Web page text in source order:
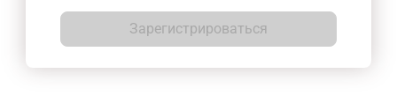
Зарегистрироваться